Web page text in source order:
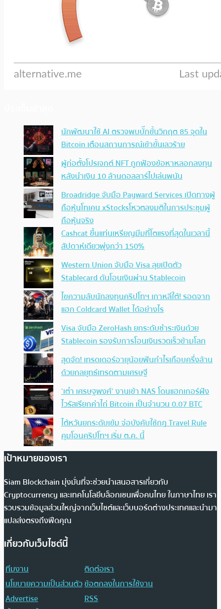
นักพัฒนาใช้ AI ตรวจพบบั๊กขั้นวิกฤต 85 จุดใน
Bitcoin เตือนสถานการณ์เข้าขั้นเลวร้าย
ผู้ก่อตั้งโปรเจกต์ NFT ถูกฟ้องข้อหาหลอกลงทุน
หลังนำเงิน 10 ล้านดอลลาร์ไปเล่นพนัน
Broadridge จับมือ Payward Services เปิดทางผู้
ถือหุ้นโทเคน xStocksโหวตลงมติในการประชุมผู้
ถือหุ้นจริง
Cashcat ขึ้นแท่นเหรียญมีมที่โตแรงที่สุดในเวลานี้
สัปดาห์เดียวพุ่งกว่า 150%
Western Union จับมือ Visa ลุยเปิดตัว
Stablecard ดันโอนเงินผ่าน Stablecoin
ไขความลับนักลงทุนคริปโทฯ เกาหลีใต้! รอดจาก
แฮก Coldcard Wallet ได้อย่างไร
Visa จับมือ ZeroHash ยกระดับชำระเงินด้วย
Stablecoin รองรับการโอนเงินรวดเร็วข้ามโลก
สุดจัด! เทรดเดอร์อายุน้อยฟันกำไรเกือบครึ่งล้าน
ด้วยกลยุทธ์เทรดตามเศรษฐี
‘เต๋า เศรษฐพงศ์’ งานเข้า NAS โดนแฮกเกอร์ฝัง
ไวรัสเรียกค่าไถ่ Bitcoin เป็นจำนวน 0.07 BTC
ไต้หวันยกระดับเข้ม จ่อบังคับใช้กฏ Travel Rule
คุมโอนคริปโทฯ เริ่ม ต.ค. นี้
เป้าหมายของเรา
Siam Blockchain มุ่งมั่นที่จะช่วยนำเสนอสารเกี่ยวกับ
Cryptocurrency และเทคโนโลยีบล็อกเชนเพื่อคนไทย ในภาษาไทย เรา
รวบรวมข้อมูลส่วนใหญ่จากเว็บไซต์และเว็บบอร์ดต่างประเทศและนำมา
แปลส่งตรงถึงฟีดคุณ
เกี่ยวกับเว็บไซต์นี้
ทีมงาน
ติดต่อเรา
นโยบายความเป็นส่วนตัวข้อตกลงในการใช้งาน
Advertise
RSS